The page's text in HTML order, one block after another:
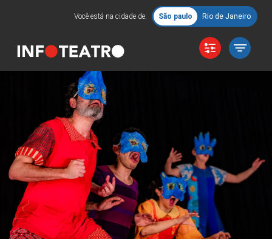
Você está na cidade de: São paulo Rio de Janeiro